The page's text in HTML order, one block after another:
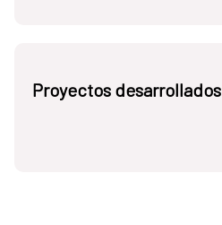
Proyectos desarrollados